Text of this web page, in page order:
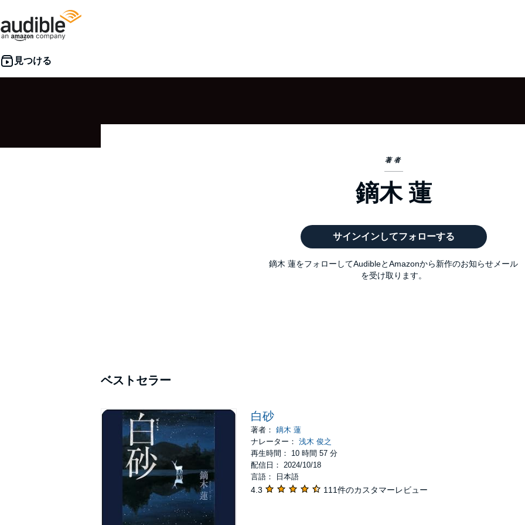
著者
鏑木 蓮
サインインしてフォローする
鏑木 蓮をフォローしてAudibleとAmazonから新作のお知らせメール
を受け取ります。
ベストセラー
白砂
著者： 鏑木 蓮
ナレーター： 浅木 俊之
再生時間： 10 時間 57 分
配信日： 2024/10/18
言語： 日本語
4.3 111件のカスタマーレビュー